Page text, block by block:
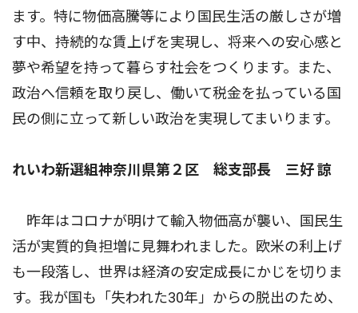
ます。特に物価高騰等により国民生活の厳しさが増
す中、持続的な賃上げを実現し、将来への安心感と
夢や希望を持って暮らす社会をつくります。また、
政治へ信頼を取り戻し、働いて税金を払っている国
民の側に立って新しい政治を実現してまいります。
れいわ新選組神奈川県第２区 総支部長 三好 諒
昨年はコロナが明けて輸入物価高が襲い、国民生
活が実質的負担増に見舞われました。欧米の利上げ
も一段落し、世界は経済の安定成長にかじを切りま
す。我が国も「失われた30年」からの脱出のため、